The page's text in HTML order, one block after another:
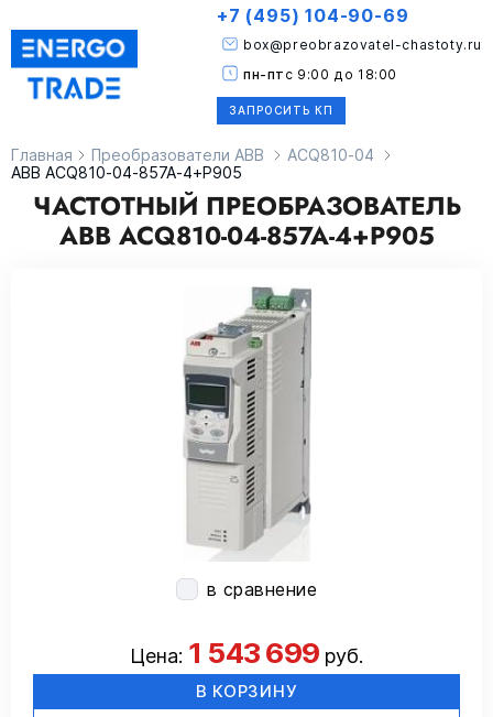
ЗАПРОСИТЬ КП
box@preobrazovatel-chastoty.ru
+7 (495) 104-90-69
пн-пт с 9:00 до 18:00
Главная Преобразователи ABB
ACQ810-04
ABB ACQ810-04-857A-4+P905
ЧАСТОТНЫЙ ПРЕОБРАЗОВАТЕЛЬ
ABB ACQ810-04-857A-4+P905
в сравнение
Цена: 1 543 699руб.
В КОРЗИНУ